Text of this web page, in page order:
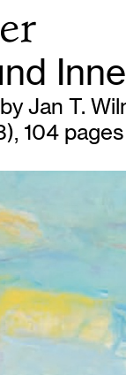
Jan T.
104